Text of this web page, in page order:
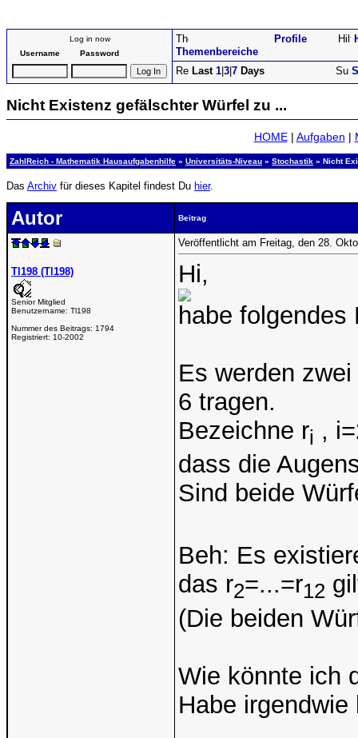
Log in now
Username
Password Themenbereiche
Profile
Last 1 3 7 Days
Nicht Existenz gefälschter Würfel zu ...
HOME| Aufgaben |
ZahlReich - Mathematik Hausaufgabenhilfe » Universitäts-Niveau » Stochastik » Nicht
Das Archiv für dieses Kapitel findest Du hier.
Autor Beitrag
Tl198 (Tl198)
Senior Mitglied
Benutzername: Tl198
Nummer des Beitrags: 1794
Registriert: 10-2002
Veröffentlicht am Freitag, den 28.
Hi,
habe folgendes
Es werden
6 tragen.
Bezeichne ri ,
dass die
Sind beide
Beh: Es
das r2=...=r12
(Die beiden
Wie könnte ich
Habe